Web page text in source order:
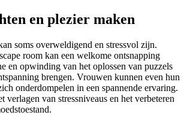
en plezier maken
soms overweldigend en stressvol zijn.
room kan een welkome ontsnapping
en opwinding van het oplossen van puzzels
brengen. Vrouwen kunnen even hun
onderdompelen in een spannende ervaring.
verlagen van stressniveaus en het verbeteren